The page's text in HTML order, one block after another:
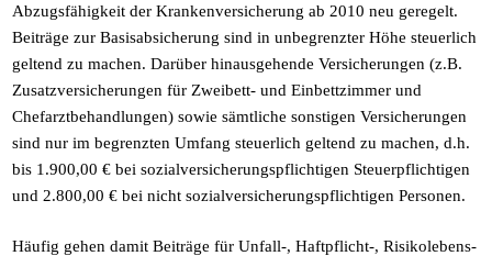
Abzugsfähigkeit der Krankenversicherung ab 2010 neu geregelt.
Beiträge zur Basisabsicherung sind in unbegrenzter Höhe steuerlich
geltend zu machen. Darüber hinausgehende Versicherungen (z.B.
Zusatzversicherungen für Zweibett- und Einbettzimmer und
Chefarztbehandlungen) sowie sämtliche sonstigen Versicherungen
sind nur im begrenzten Umfang steuerlich geltend zu machen, d.h.
bis 1.900,00 € bei sozialversicherungspflichtigen Steuerpflichtigen
und 2.800,00 € bei nicht sozialversicherungspflichtigen Personen.
Häufig gehen damit Beiträge für Unfall-, Haftpflicht-, Risikolebens-